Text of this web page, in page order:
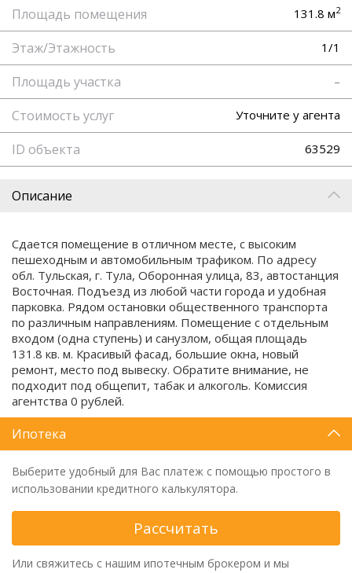
Площадь помещения 131.8 м2
Этаж/Этажность 1/1
Площадь участка –
Стоимость услуг Уточните у агента
ID объекта 63529
Описание
Сдается помещение в отличном месте, с высоким
пешеходным и автомобильным трафиком. По адресу
обл. Тульская, г. Тула, Оборонная улица, 83, автостанция
Восточная. Подъезд из любой части города и удобная
парковка. Рядом остановки общественного транспорта
по различным направлениям. Помещение с отдельным
входом (одна ступень) и санузлом, общая площадь
131.8 кв. м. Красивый фасад, большие окна, новый
ремонт, место под вывеску. Обратите внимание, не
подходит под общепит, табак и алкоголь. Комиссия
агентства 0 рублей.
Ипотека
Выберите удобный для Вас платеж с помощью простого в
использовании кредитного калькулятора.
Рассчитать
Или свяжитесь с нашим ипотечным брокером и мы